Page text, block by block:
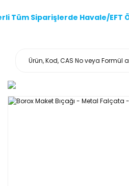
Tüm Siparişlerde Havale/EFT